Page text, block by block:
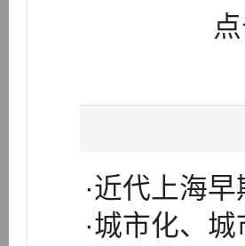
·近代上海
·城市化、